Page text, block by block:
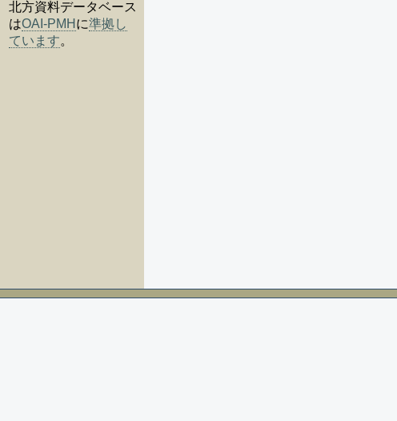
北方資料データベース
はOAI-PMH に準拠し
ています。